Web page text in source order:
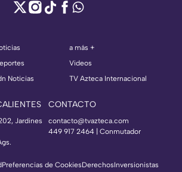
Noticias
a más +
Videos
TV Azteca Internacional
Jardines
CONTACTO
contacto@tvazteca.com
449 917 2464 | Conmutador
Preferencias de CookiesDerechosInversionistas